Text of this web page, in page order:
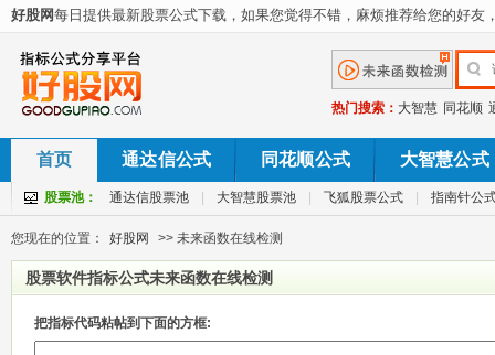
好股网每日提供最新股票公式下载，如果您觉得不错，麻烦推荐给您的好友
热门搜索： 大智慧 同花顺
首页 通达信公式 同花顺公式 大智慧公式
股票池： 通达信股票池 大智慧股票池 飞狐股票公式 指南针公
您现在的位置： 好股网 >> 未来函数在线检测
股票软件指标公式未来函数在线检测
把指标代码粘帖到下面的方框: